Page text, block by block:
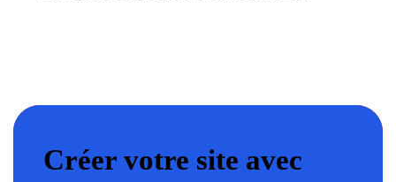
Créer votre site avec